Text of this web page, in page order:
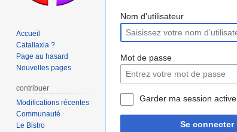
Aller
la
navigation
Aller
la
recherche
Nom d’utilisateur
Mot de passe
Garder ma session active
Se connecter
Accueil
Catallaxia ?
Page au hasard
Nouvelles pages
contribuer
Modifications récentes
Communauté
Le Bistro